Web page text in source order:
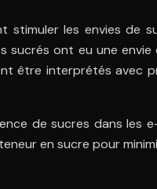
stimuler les envies de
ont eu une
être interprétés avec
de sucres dans les
en sucre pour